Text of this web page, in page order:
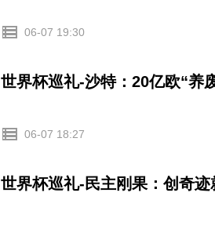
06-07 19:30
世界杯巡礼-沙特：20亿欧“养
06-07 18:27
世界杯巡礼-民主刚果：创奇